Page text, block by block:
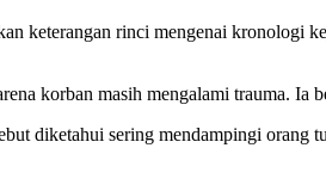
keterangan rinci mengenai kronologi
korban masih mengalami trauma. Ia
diketahui sering mendampingi